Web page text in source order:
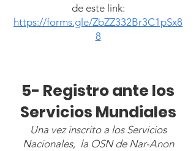
de este link:
https://forms.gle/ZbZZ332Br3C1pSx8
8
5- Registro ante los
Servicios Mundiales
Una vez inscrito a los Servicios
Nacionales, la OSN de Nar-Anon